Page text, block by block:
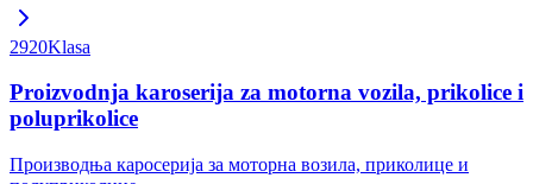
2920Klasa
Proizvodnja karoserija za motorna vozila, prikolice i
poluprikolice
Производња каросерија за моторна возила, приколице и